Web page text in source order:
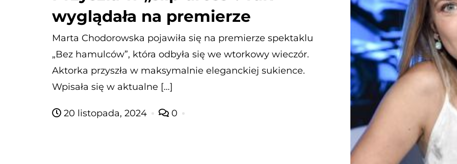
wyglądała na premierze
Marta Chodorowska pojawiła się na premierze spektaklu
„Bez hamulców”, która odbyła się we wtorkowy wieczór.
Aktorka przyszła w maksymalnie eleganckiej sukience.
Wpisała się w aktualne […]
20 listopada, 2024 0